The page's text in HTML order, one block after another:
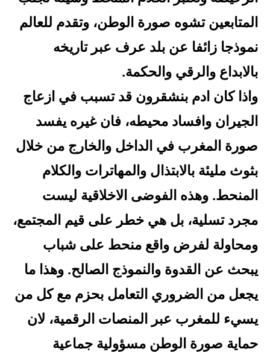
المتابعين تشوه صورة الوطن، وتقدم للعالم
نموذجا زائفا عن بلد عرف عبر تاريخه
بالابداع والرقي والحكمة.
واذا كان ادم بنشقرون قد تسبب في ازعاج
الجيران وافساد محيطه، فان غيره يفسد
صورة المغرب في الداخل والخارج من خلال
بثوث مليئة بالابتذال والمهاترات والكلام
المنحط. وهذه الفوضى الاخلاقية ليست
مجرد تسلية، بل هي خطر على قيم المجتمع،
ومحاولة لفرض واقع منحط على شباب
يبحث عن القدوة والنموذج الصالح. وهذا ما
يجعل من الضروري التعامل بحزم مع كل من
يسيء للمغرب عبر المنصات الرقمية، لان
حماية صورة الوطن مسؤولية جماعية